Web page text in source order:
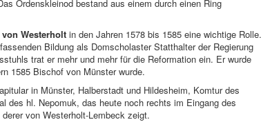
Ordenskleinod bestand aus einem durch einen Ring
Westerholt in den Jahren 1578 bis 1585 eine wichtige Rolle.
Bildung als Domscholaster Statthalter der Regierung
trat er mehr und mehr für die Reformation ein. Er wurde
1585 Bischof von Münster wurde.
in Münster, Halberstadt und Hildesheim, Komtur des
des hl. Nepomuk, das heute noch rechts im Eingang des
von Westerholt-Lembeck zeigt.